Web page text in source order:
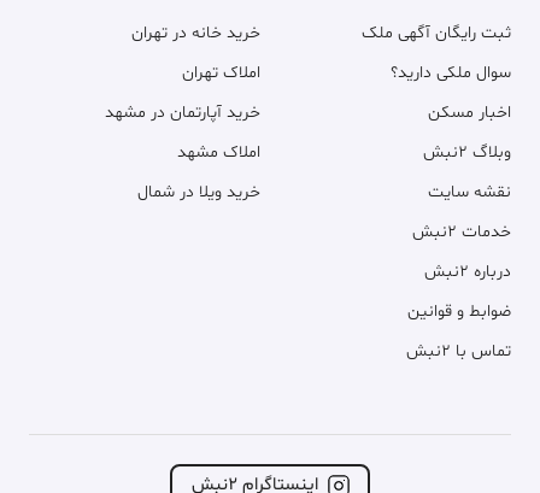
ثبت رایگان آگهی ملک
سوال ملکی دارید؟
اخبار مسکن
وبلاگ ۲نبش
نقشه سایت
خدمات ۲نبش
درباره ۲نبش
ضوابط و قوانین
تماس با ۲نبش
خرید خانه در تهران
املاک تهران
خرید آپارتمان در مشهد
املاک مشهد
خرید ویلا در شمال
اینستاگرام ۲نبش